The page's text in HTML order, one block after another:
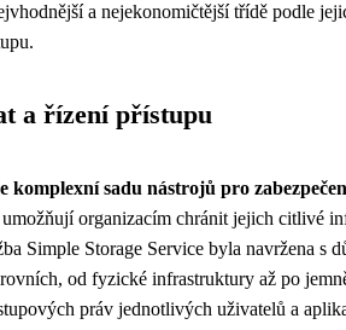
a nejekonomičtější třídě podle
a řízení přístupu
komplexní sadu nástrojů pro
umožňují organizacím chránit jejich citlivé
Simple Storage Service byla navržena s
od fyzické infrastruktury až po
práv jednotlivých uživatelů a